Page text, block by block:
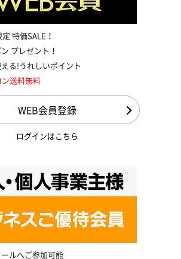
特価SALE！
プレゼント！
る!うれしいポイント
送料無料
WEB会員登録
ログインはこちら
ルへご参加可能